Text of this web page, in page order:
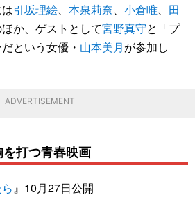
引坂理絵、 本泉莉奈、 小倉唯、 田
か、ゲストとして宮野真守と「プ
という女優・ 山本美月が参加し
ADVERTISEMENT
打つ青春映画
』10月27日公開